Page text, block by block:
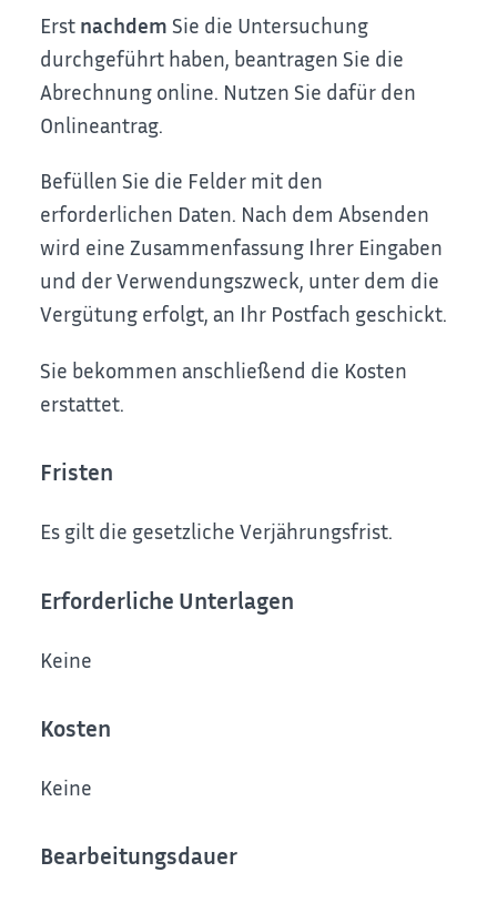
Erst nachdem Sie die Untersuchung
durchgeführt haben, beantragen Sie die
Abrechnung online. Nutzen Sie dafür den
Onlineantrag.
Befüllen Sie die Felder mit den
erforderlichen Daten. Nach dem Absenden
wird eine Zusammenfassung Ihrer Eingaben
und der Verwendungszweck, unter dem die
Vergütung erfolgt, an Ihr Postfach geschickt.
Sie bekommen anschließend die Kosten
erstattet.
Fristen
Es gilt die gesetzliche Verjährungsfrist.
Erforderliche Unterlagen
Keine
Kosten
Keine
Bearbeitungsdauer